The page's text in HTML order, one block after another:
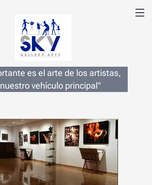
es el arte de los artistas,
vehículo principal"